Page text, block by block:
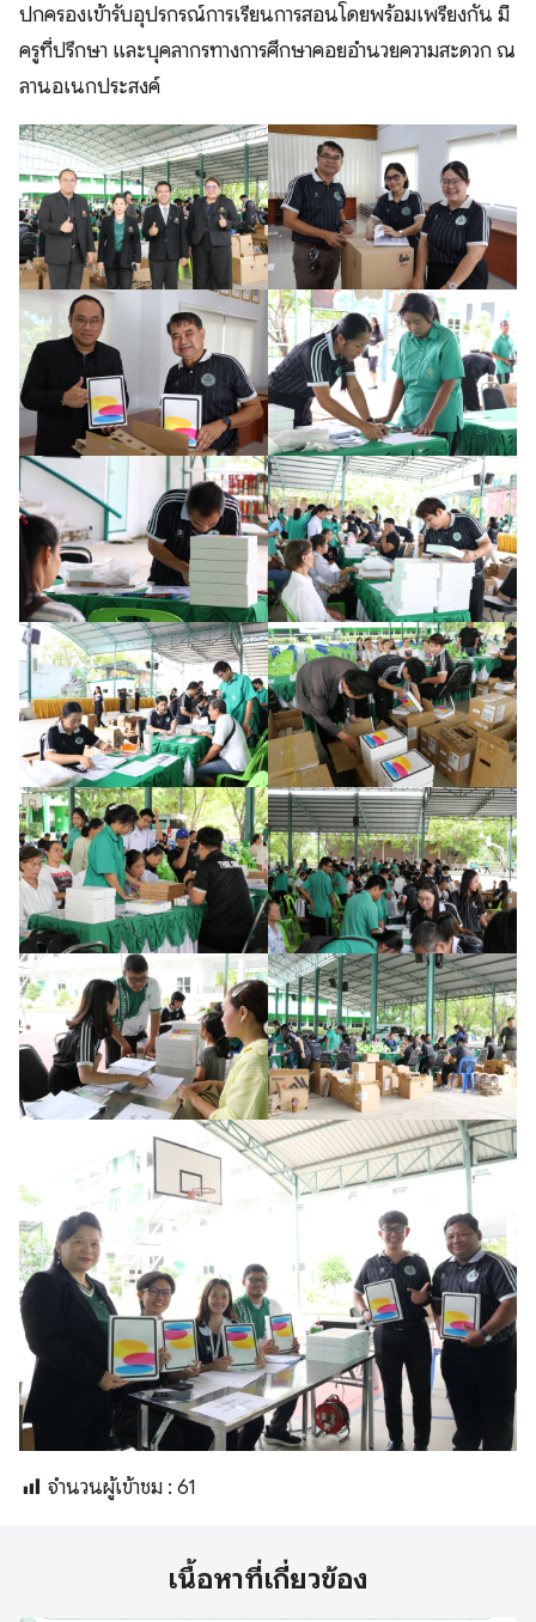
ปกครองเข้ารับอุปรกรณ์การเรียนการสอนโดยพร้อมเพรียงกัน มี
ครูที่ปรึกษา และบุคลากรทางการศึกษาคอยอำนวยความสะดวก ณ
ลานอเนกประสงค์
จำนวนผู้เข้าชม : 61
เนื้อหาที่เกี่ยวข้อง